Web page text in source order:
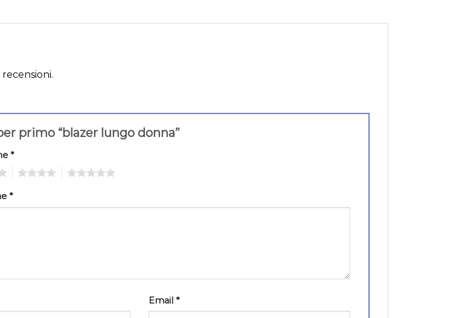
primo “blazer lungo donna”
*
*
Email *